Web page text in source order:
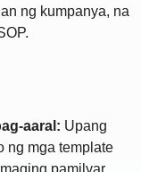
ng kumpanya, na
aaral: Upang
ng mga template
pamilyar